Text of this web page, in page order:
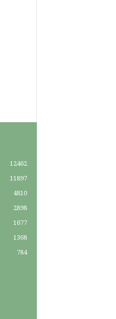
12462
11897
4810
2898
1677
1368
784